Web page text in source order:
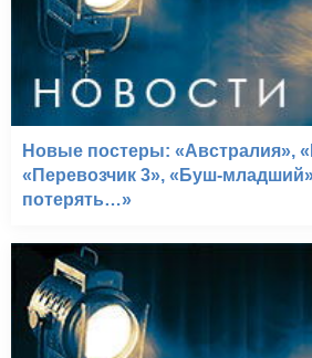
Новые постеры: «Австралия»,
«Перевозчик 3», «Буш-
потерять…»